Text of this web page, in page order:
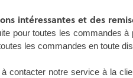
intéressantes et des
pour toutes les commandes
les commandes en toute
notre service à la